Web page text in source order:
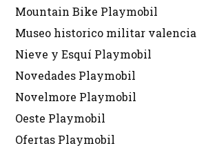
Mountain Bike Playmobil
Museo historico militar valencia
Nieve y Esquí Playmobil
Novedades Playmobil
Novelmore Playmobil
Oeste Playmobil
Ofertas Playmobil